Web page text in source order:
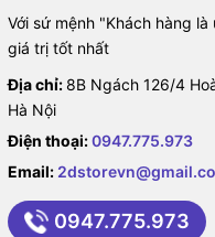
Với sứ mệnh "Khách hàng
giá trị tốt nhất
Địa chỉ: 8B Ngách 126/4
Hà Nội
Điện thoại:0947.775.973
Email:
0947.775.973